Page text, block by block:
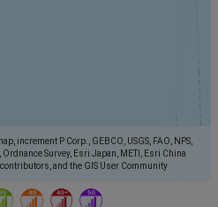
increment P Corp., GEBCO, USGS, FAO, NPS,
Survey, Esri Japan, METI, Esri China
and the GIS User Community